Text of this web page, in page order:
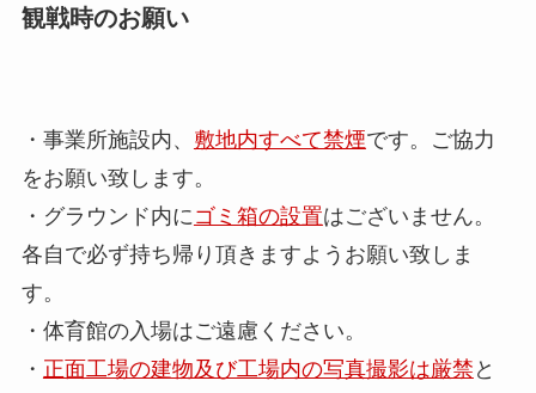
観戦時のお願い
・事業所施設内、 敷地内すべて禁煙です。ご協力
をお願い致します。
・グラウンド内に ゴミ箱の設置はございません。
各自で必ず持ち帰り頂きますようお願い致しま
す。
・体育館の入場はご遠慮ください。
・ 正面工場の建物及び工場内の写真撮影は厳禁 と